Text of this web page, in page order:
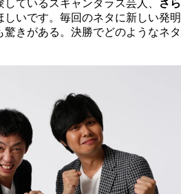
ているスキャンダラス芸人、
さら
しいです。毎回のネタに新しい発明
きがある。決勝でどのようなネタ